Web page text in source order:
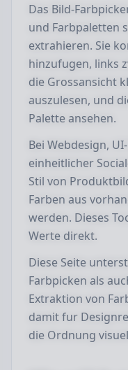
Das Bild-
und Farbpaletten
extrahieren. Sie
hinzufugen, links
die Grossansicht
auszulesen, und
Palette ansehen.
Bei Webdesign,
einheitlicher
Stil von
Farben aus
werden. Dieses
Werte direkt.
Diese Seite
Farbpicken als
Extraktion von
damit fur
die Ordnung